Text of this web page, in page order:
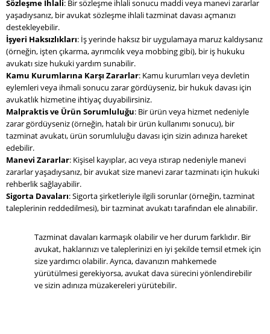
Sözleşme İhlali: Bir sözleşme ihlali sonucu maddi veya manevi zararlar
yaşadıysanız, bir avukat sözleşme ihlali tazminat davası açmanızı
destekleyebilir.
İşyeri Haksızlıkları: İş yerinde haksız bir uygulamaya maruz kaldıysanız
(örneğin, işten çıkarma, ayrımcılık veya mobbing gibi), bir iş hukuku
avukatı size hukuki yardım sunabilir.
Kamu Kurumlarına Karşı Zararlar: Kamu kurumları veya devletin
eylemleri veya ihmali sonucu zarar gördüyseniz, bir hukuk davası için
avukatlık hizmetine ihtiyaç duyabilirsiniz.
Malpraktis ve Ürün Sorumluluğu: Bir ürün veya hizmet nedeniyle
zarar gördüyseniz (örneğin, hatalı bir ürün kullanımı sonucu), bir
tazminat avukatı, ürün sorumluluğu davası için sizin adınıza hareket
edebilir.
Manevi Zararlar: Kişisel kayıplar, acı veya ıstırap nedeniyle manevi
zararlar yaşadıysanız, bir avukat size manevi zarar tazminatı için hukuki
rehberlik sağlayabilir.
Sigorta Davaları: Sigorta şirketleriyle ilgili sorunlar (örneğin, tazminat
taleplerinin reddedilmesi), bir tazminat avukatı tarafından ele alınabilir.
Tazminat davaları karmaşık olabilir ve her durum farklıdır. Bir
avukat, haklarınızı ve taleplerinizi en iyi şekilde temsil etmek için
size yardımcı olabilir. Ayrıca, davanızın mahkemede
yürütülmesi gerekiyorsa, avukat dava sürecini yönlendirebilir
ve sizin adınıza müzakereleri yürütebilir.